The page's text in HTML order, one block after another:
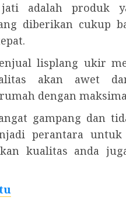
adalah produk
diberikan cukup
lisplang ukir
akan awet
dengan
gampang dan
perantara untuk
kualitas anda